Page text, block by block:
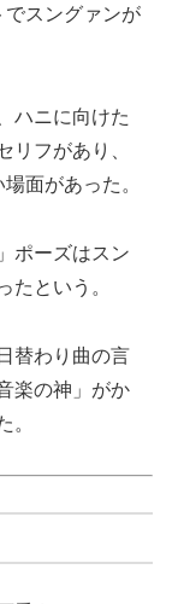
でスングァンが
ハニに向けた
フがあり、
面があった。
ポーズはスン
たという。
替わり曲の言
楽の神」がか
。